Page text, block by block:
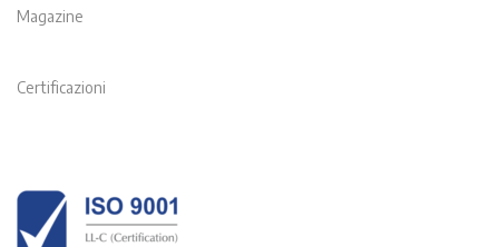
Magazine
Certificazioni